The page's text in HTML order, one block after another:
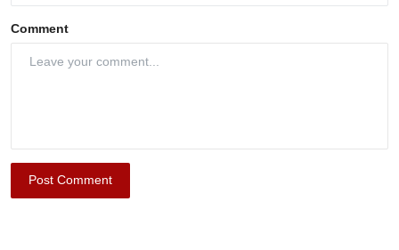
Comment
Post Comment